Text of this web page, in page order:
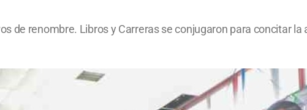
de renombre. Libros y Carreras se conjugaron para concitar la